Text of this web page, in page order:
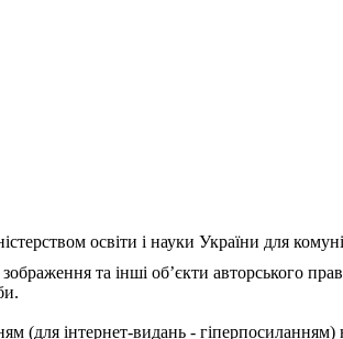
освіти і науки України для
та інші об’єкти авторського
(для інтернет-видань -